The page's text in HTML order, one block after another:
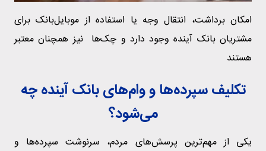
امکان برداشت، انتقال وجه یا استفاده از موبایل‌بانک برای
مشتریان بانک آینده وجود دارد و چک‌ها نیز همچنان معتبر
هستند
تکلیف سپرده‌ها و وام‌های بانک آینده چه
می‌شود؟
یکی از مهم‌ترین پرسش‌های مردم، سرنوشت سپرده‌ها و